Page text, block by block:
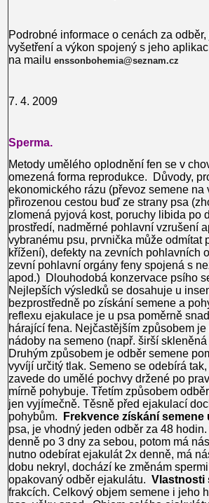
Podrobné informace o cenách za
vyšetření a výkon spojený s jeho
na mailu enssonbohemia@seznam.cz
7. 4.
Sperma.
Metody umělého oplodnění fen se v
omezená forma reprodukce. Důvody,
ekonomického rázu (převoz semene
přirozenou cestou buď ze strany psa
zlomená pyjová kost, poruchy libida po
prostředí, nadměrné pohlavní vzrušení
vybranému psu, prvnička může odmítat
křížení), defekty na zevních pohlavních
zevní pohlavní orgány feny spojená s
apod.) Dlouhodobá konzervace psího
Nejlepších výsledků se dosahuje u
bezprostředně po získání semene a
reflexu ejakulace je u psa poměrně
hárající fena. Nejčastějším způsobem
nádoby na semeno (např. širší
Druhým způsobem je odběr semene
vyvíjí určitý tlak. Semeno se odebírá
zavede do umělé pochvy držené po
mírně pohybuje. Třetím způsobem
jen vyjímečně. Těsně před ejakulací
pohybům.
Frekvence získání semene
psa, je vhodný jeden odběr za 48
denně po 3 dny za sebou, potom má
nutno odebírat ejakulát 2x denně, má
dobu nekryl, dochází ke změnám
opakovaný odběr ejakulátu. Vlastnosti
frakcích. Celkový objem semene i jeho